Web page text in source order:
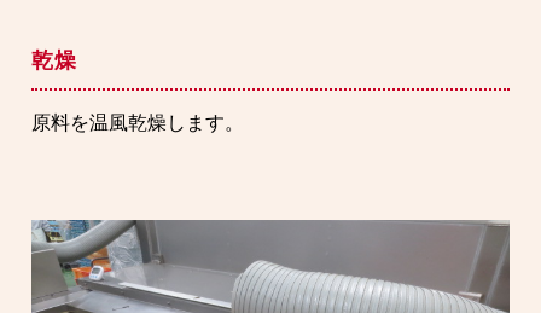
乾燥
原料を温風乾燥します。